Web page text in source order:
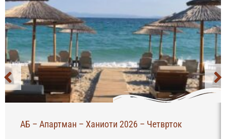
АБ – Апартман – Ханиоти 2026 – Четврток